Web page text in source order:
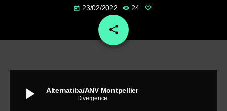
today 23/02/2022 24
share
email
play_arrow Alternatiba/ANV Montpellier
Divergence